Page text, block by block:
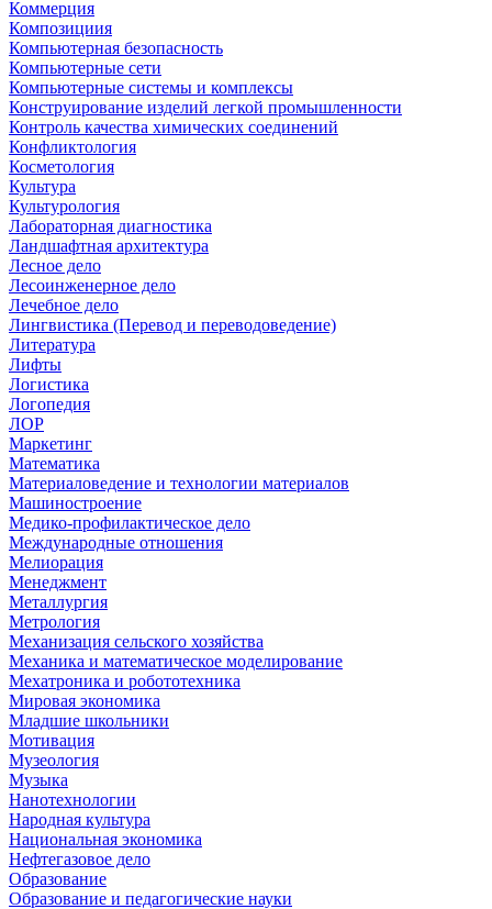
Коммерция
Композициия
Компьютерная безопасность
Компьютерные сети
Компьютерные системы и комплексы
Конструирование изделий легкой промышленности
Контроль качества химических соединений
Конфликтология
Косметология
Культура
Культурология
Лабораторная диагностика
Ландшафтная архитектура
Лесное дело
Лесоинженерное дело
Лечебное дело
Лингвистика (Перевод и переводоведение)
Литература
Лифты
Логистика
Логопедия
ЛОР
Маркетинг
Математика
Материаловедение и технологии материалов
Машиностроение
Медико-профилактическое дело
Международные отношения
Мелиорация
Менеджмент
Металлургия
Метрология
Механизация сельского хозяйства
Механика и математическое моделирование
Мехатроника и робототехника
Мировая экономика
Младшие школьники
Мотивация
Музеология
Музыка
Нанотехнологии
Народная культура
Национальная экономика
Нефтегазовое дело
Образование
Образование и педагогические науки